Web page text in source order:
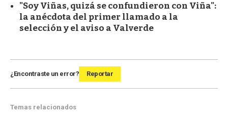
"Soy Viñas, quizá se confundieron con Viña":
la anécdota del primer llamado a la
selección y el aviso a Valverde
¿Encontraste un error? Reportar
Temas relacionados